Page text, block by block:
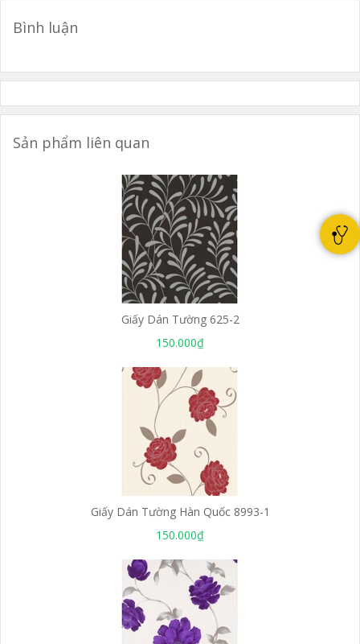
Bình luận
Sản phẩm liên quan
Giấy Dán Tường 625-2
150.000₫
Giấy Dán Tường Hàn Quốc 8993-1
150.000₫